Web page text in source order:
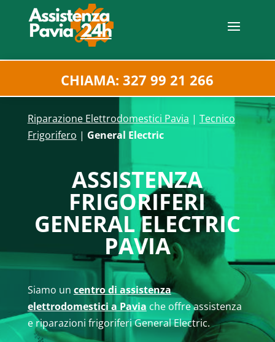
CHIAMA: 327 99 21 266
Riparazione Elettrodomestici Pavia | Tecnico
Frigorifero | General Electric
ASSISTENZA
FRIGORIFERI
GENERAL ELECTRIC
PAVIA
Siamo un centro di assistenza
elettrodomestici a Pavia che offre assistenza
e riparazioni frigoriferi General Electric.